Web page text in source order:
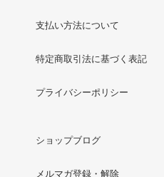
支払い方法について
特定商取引法に基づく表記
プライバシーポリシー
ショップブログ
メルマガ登録・解除